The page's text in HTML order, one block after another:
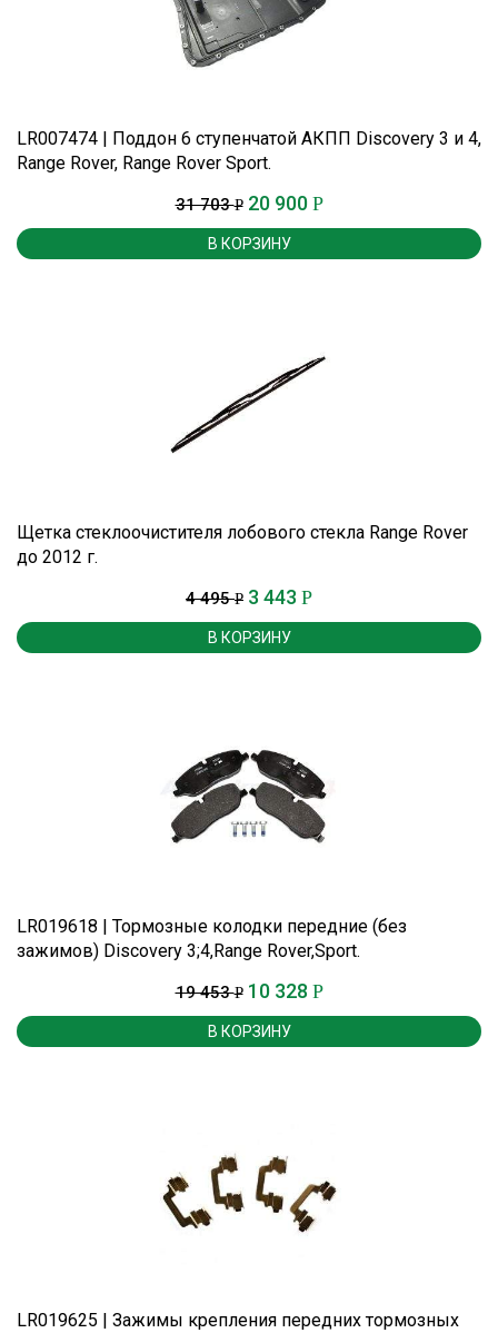
LR007474 | Поддон 6 ступенчатой АКПП Discovery 3 и 4,
Range Rover, Range Rover Sport.
31 703Р 20 900 Р
В КОРЗИНУ
Щетка стеклоочистителя лобового стекла Range Rover
до 2012 г.
4 495Р 3 443 Р
В КОРЗИНУ
LR019618 | Тормозные колодки передние (без
зажимов) Discovery 3;4,Range Rover,Sport.
19 453Р 10 328 Р
В КОРЗИНУ
LR019625 | Зажимы крепления передних тормозных